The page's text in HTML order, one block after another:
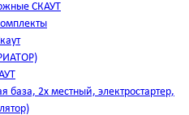
СКАУТ
база, 2х местный, электростартер,